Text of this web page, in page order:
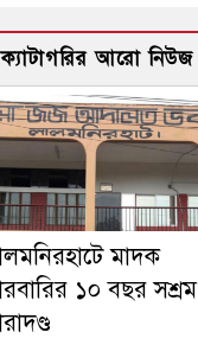
আরো নিউজ
মাদক
১০ বছর সশ্রম